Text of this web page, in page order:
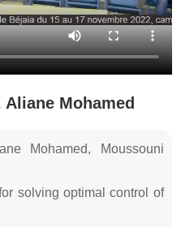
Mohamed
Mohamed, Moussouni
solving optimal control of